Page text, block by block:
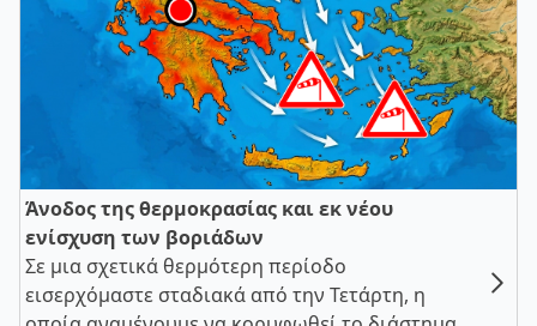
Άνοδος της θερμοκρασίας και εκ νέου
ενίσχυση των βοριάδων
Σε μια σχετικά θερμότερη περίοδο
εισερχόμαστε σταδιακά από την Τετάρτη, η